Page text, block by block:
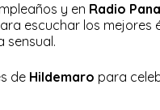
y en Radio
escuchar los mejores
sensual.
de Hildemaro para